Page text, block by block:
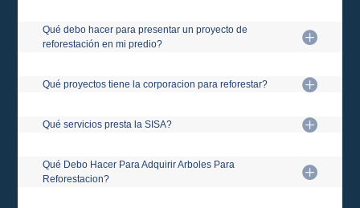
Qué debo hacer para presentar un proyecto de
reforestación en mi predio?
Qué proyectos tiene la corporacion para reforestar?
Qué servicios presta la SISA?
Qué Debo Hacer Para Adquirir Arboles Para
Reforestacion?